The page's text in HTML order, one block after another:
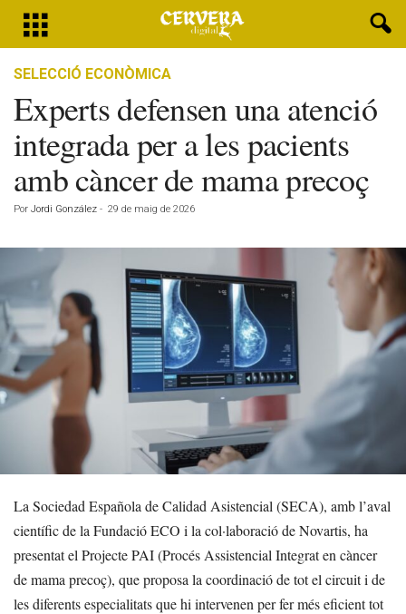
SELECCIÓ ECONÒMICA
Experts defensen una atenció
integrada per a les pacients
amb càncer de mama precoç
Por Jordi González - 29 de maig de 2026
La Sociedad Española de Calidad Asistencial (SECA), amb l’aval
científic de la Fundació ECO i la col·laboració de Novartis, ha
presentat el Projecte PAI (Procés Assistencial Integrat en càncer
de mama precoç), que proposa la coordinació de tot el circuit i de
les diferents especialitats que hi intervenen per fer més eficient tot